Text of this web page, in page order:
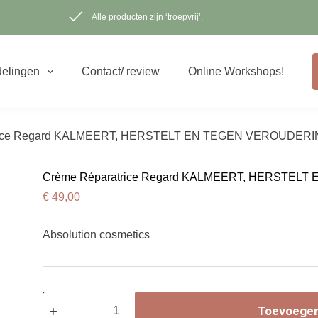
Alle producten zijn ‘troepvrij’.
Contact/ review Online Workshops!
Regard KALMEERT, HERSTELT EN TEGEN
Crème Réparatrice Regard KALMEERT, HERSTELT
€49,00
Absolution cosmetics
Crème
Réparatrice